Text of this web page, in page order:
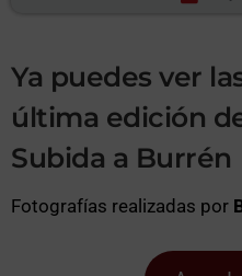
Ya puedes ver
última edición
Subida a Burrén
Fotografías realizadas por